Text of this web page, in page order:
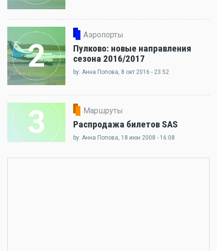
2
Аэропорты
Пулково: новые направления
сезона 2016/2017
by: Анна Попова, 8 окт 2016 - 23:52
3 Маршруты
Распродажа билетов SAS
by: Анна Попова, 18 июн 2008 - 16:08